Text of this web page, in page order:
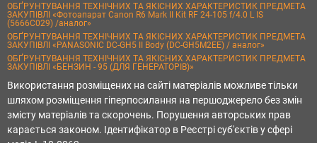
ОБҐРУНТУВАННЯ ТЕХНІЧНИХ ТА ЯКІСНИХ ХАРАКТЕРИСТИК ПРЕДМЕТА
ЗАКУПІВЛІ «Фотоапарат Canon R6 Mark II Kit RF 24-105 f/4.0 L IS
(5666C029) /аналог»
ОБҐРУНТУВАННЯ ТЕХНІЧНИХ ТА ЯКІСНИХ ХАРАКТЕРИСТИК ПРЕДМЕТА
ЗАКУПІВЛІ «PANASONIC DC-GH5 II Body (DC-GH5M2EE) / аналог»
ОБҐРУНТУВАННЯ ТЕХНІЧНИХ ТА ЯКІСНИХ ХАРАКТЕРИСТИК ПРЕДМЕТА
ЗАКУПІВЛІ «БЕНЗИН - 95 (ДЛЯ ГЕНЕРАТОРІВ)»
Використання розміщених на сайті матеріалів можливе тільки
шляхом розміщення гіперпосилання на першоджерело без змін
змісту матеріалів та скорочень. Порушення авторських прав
карається законом. Ідентифікатор в Реєстрі суб'єктів у сфері